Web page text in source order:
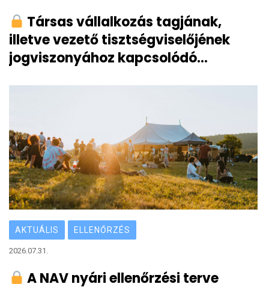
Társas vállalkozás tagjának,
illetve vezető tisztségviselőjének
jogviszonyához kapcsolódó
AKTUÁLIS ELLENŐRZÉS
2026.07.31.
A NAV nyári ellenőrzési terve